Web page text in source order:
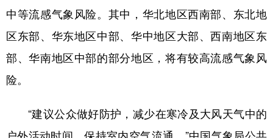
中等流感气象风险。其中，华北地区西南部、东北地
区东部、华东地区中部、华中地区大部、西南地区东
部、华南地区中部的部分地区，将有较高流感气象风
险。
“建议公众做好防护，减少在寒冷及大风天气中的